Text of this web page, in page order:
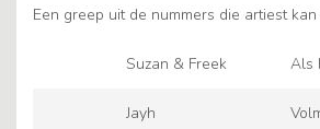
Een greep uit de nummers die artiest
Suzan & Freek Als
Jayh